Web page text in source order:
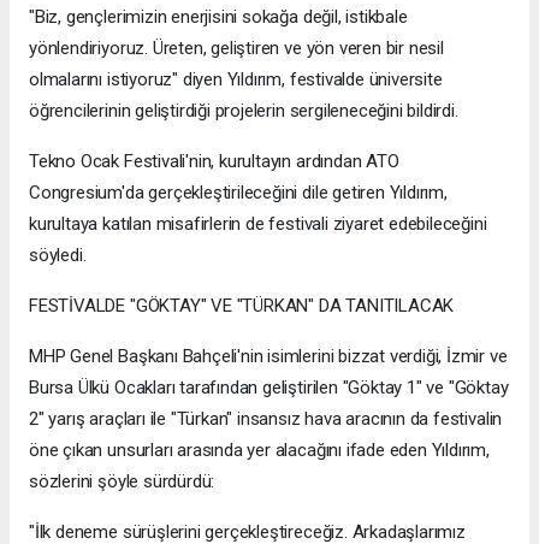
"Biz, gençlerimizin enerjisini sokağa değil, istikbale
yönlendiriyoruz. Üreten, geliştiren ve yön veren bir nesil
olmalarını istiyoruz" diyen Yıldırım, festivalde üniversite
öğrencilerinin geliştirdiği projelerin sergileneceğini bildirdi.
Tekno Ocak Festivali'nin, kurultayın ardından ATO
Congresium'da gerçekleştirileceğini dile getiren Yıldırım,
kurultaya katılan misafirlerin de festivali ziyaret edebileceğini
söyledi.
FESTİVALDE "GÖKTAY" VE "TÜRKAN" DA TANITILACAK
MHP Genel Başkanı Bahçeli'nin isimlerini bizzat verdiği, İzmir ve
Bursa Ülkü Ocakları tarafından geliştirilen "Göktay 1" ve "Göktay
2" yarış araçları ile "Türkan" insansız hava aracının da festivalin
öne çıkan unsurları arasında yer alacağını ifade eden Yıldırım,
sözlerini şöyle sürdürdü:
"İlk deneme sürüşlerini gerçekleştireceğiz. Arkadaşlarımız